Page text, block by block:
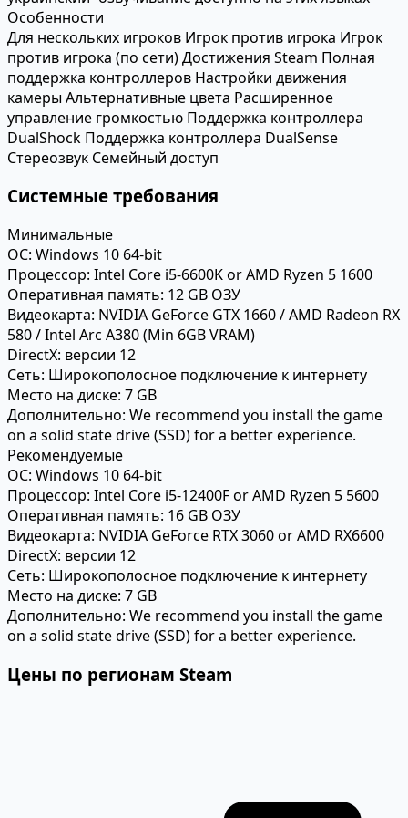
Особенности
Для нескольких игроков Игрок против игрока Игрок
против игрока (по сети)Достижения Steam Полная
поддержка контроллеров Настройки движения
камерыАльтернативные цвета Расширенное
управление громкостью Поддержка контроллера
DualShock Поддержка контроллера DualSense
Стереозвук Семейный доступ
Системные требования
Минимальные
ОС: Windows 10 64-bit
Процессор: Intel Core i5-6600K or AMD Ryzen 5 1600
Оперативная память: 12 GB ОЗУ
Видеокарта: NVIDIA GeForce GTX 1660 / AMD Radeon RX
580 / Intel Arc A380 (Min 6GB VRAM)
DirectX: версии 12
Сеть: Широкополосное подключение к интернету
Место на диске: 7 GB
Дополнительно: We recommend you install the game
on a solid state drive (SSD) for a better experience.
Рекомендуемые
ОС: Windows 10 64-bit
Процессор: Intel Core i5-12400F or AMD Ryzen 5 5600
Оперативная память: 16 GB ОЗУ
Видеокарта: NVIDIA GeForce RTX 3060 or AMD RX6600
DirectX: версии 12
Сеть: Широкополосное подключение к интернету
Место на диске: 7 GB
Дополнительно: We recommend you install the game
on a solid state drive (SSD) for a better experience.
Цены по регионам Steam